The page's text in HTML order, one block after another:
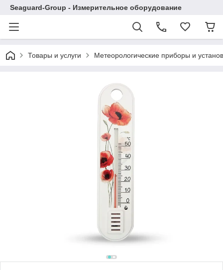
Seaguard-Group - Измерительное оборудование
Товары и услуги Метеорологические приборы и